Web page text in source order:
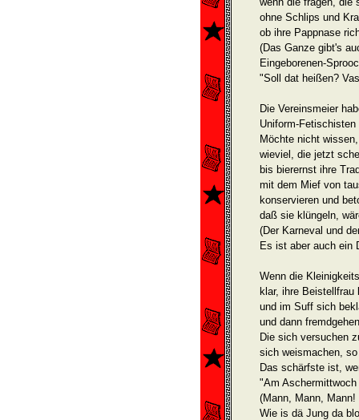
ohne Schlips und
ob ihre Pappnase
(Das Ganze gibt's
Eingeborenen-
"Soll dat heißen?
Die Vereinsmeier
Uniform-
Möchte nicht
wieviel, die jetzt
bis bierernst ihre
mit dem Mief von
konservieren und
daß sie klüngeln,
(Der Karneval und
Es ist aber auch ein
Wenn die
klar, ihre
und im Suff sich
und dann
Die sich versuchen
sich weismachen,
Das schärfste ist,
"Am
(Mann, Mann,
Wie is dä Jung da